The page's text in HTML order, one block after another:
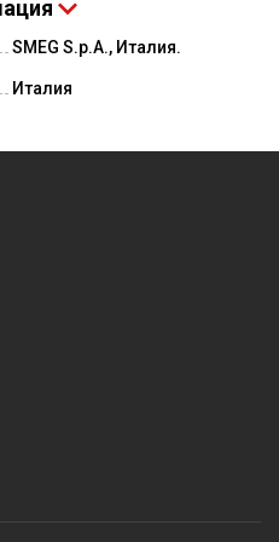
SMEG S.p.A., Италия.
Италия